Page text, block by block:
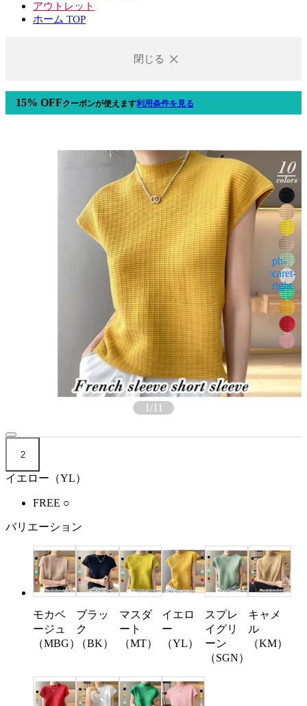
アウトレット
ホーム TOP
閉じる
15% OFFクーポンが使えます利用条件を見る
1/11
2
イエロー（YL）
FREE ○
バリエーション
モカベ
ージュ
（MBG）
ブラッ
ク
（BK）
マスダ
ート
（MT）
イエロ
ー
（YL）
スプレ
イグリ
ーン
（SGN）
キャメ
ル
（KM）